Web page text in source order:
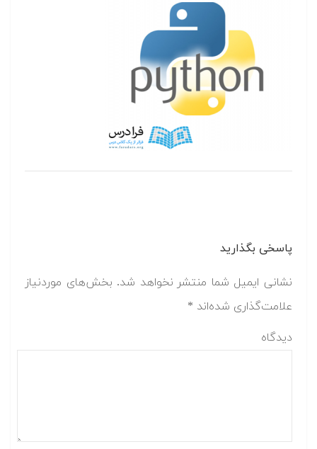
پاسخی بگذارید
نشانی ایمیل شما منتشر نخواهد شد. بخش‌های موردنیاز
علامت‌گذاری شده‌اند *
دیدگاه